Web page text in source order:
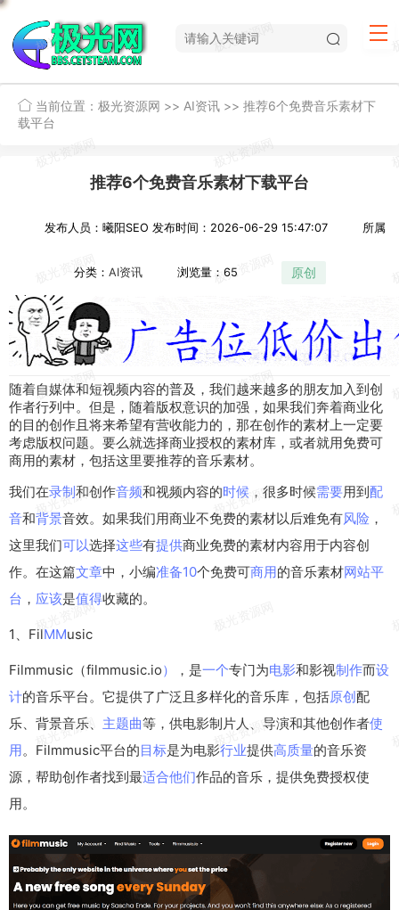
当前位置： 极光资源网 >> AI资讯 >> 推荐6个免费音乐素材下
载平台
推荐6个免费音乐素材下载平台
发布人员：曦阳SEO 发布时间：2026-06-29 15:47:07 所属
分类： AI资讯 浏览量：65 原创
随着自媒体和短视频内容的普及， 我们越来越多的朋友加入到创
作者行列中。但是，随着版权意识的加强 ， 如果我们奔着商业化
的目的创作且将来希望有营收能力的，那在创作的素材 上一定要
考虑版权问题。 要么就选择商业授权的素材库，或者就用免费可
商用的素材， 包括这里要推荐的音乐素材。
我们在录制和创作音频和视频内容的时候 ，很多时候需要用到配
音和背景音效。如果我们用商业不免费的素材以后难免有风险 ，
这里我们可以选择这些有提供商业免费的素材内容用于内容创
作。在这篇文章中，小编准备10个免费可商用的音乐素材网站平
台 ， 应该是值得收藏的。
1、FilMMusic
Filmmusic（filmmusic.io） ，是一个专门为电影和影视制作而设
计的音乐平台。它提供了广泛且多样化的音乐库，包括原创配
乐、背景音乐、 主题曲等，供电影制片人、导演和其他创作者使
用。Filmmusic平台的目标是为电影行业提供高质量的音乐资
源，帮助创作者找到最适合他们作品的音乐，提供免费授权使
用。